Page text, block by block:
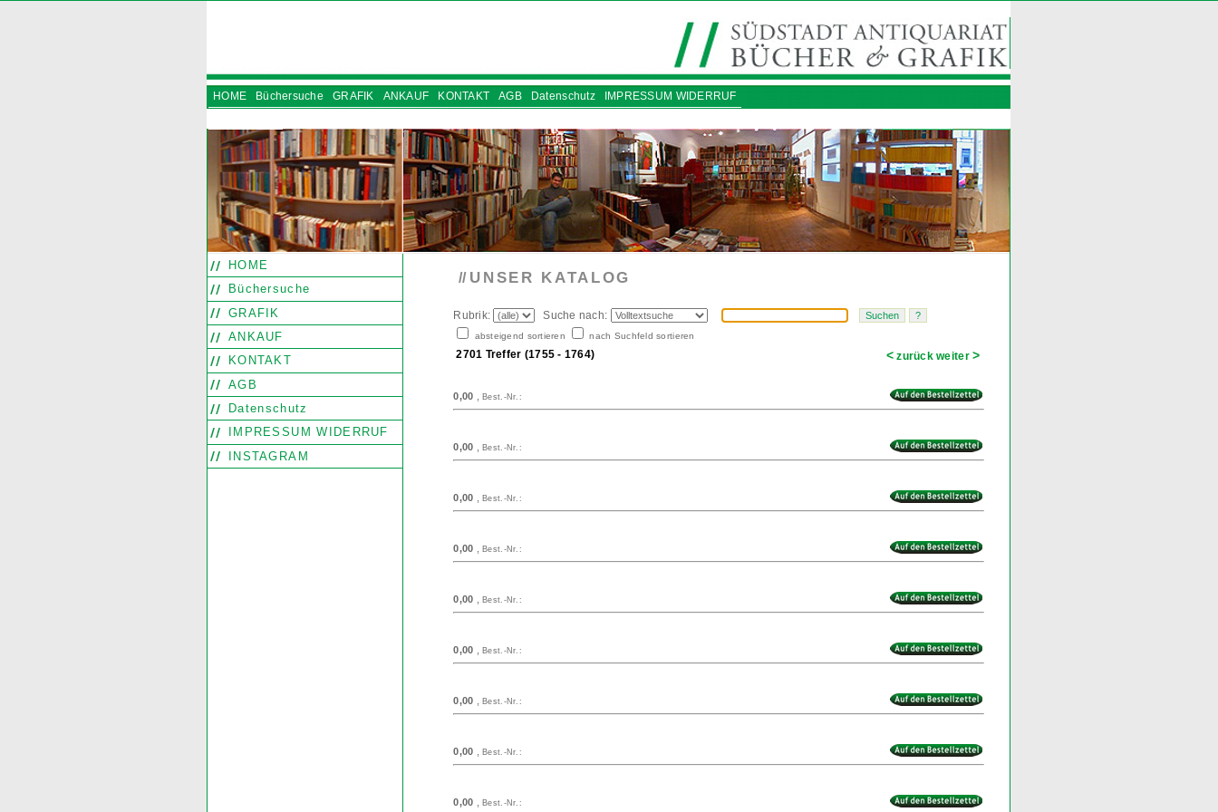
HOME Büchersuche GRAFIK ANKAUF KONTAKT AGB Datenschutz
IMPRESSUM WIDERRUF
HOME
Büchersuche
GRAFIK
ANKAUF
KONTAKT
AGB
Datenschutz
IMPRESSUM WIDERRUF
INSTAGRAM
// UNSER KATALOG
Rubrik: Suche nach:
absteigend sortieren nach Suchfeld sortieren
2701 Treffer (1755 - 1764) < zurück weiter>
0,00 ,Best.-Nr.:
0,00 ,Best.-Nr.:
0,00 ,Best.-Nr.:
0,00 ,Best.-Nr.:
0,00 ,Best.-Nr.:
0,00 ,Best.-Nr.:
0,00 ,Best.-Nr.:
0,00 ,Best.-Nr.:
0,00 ,Best.-Nr.: